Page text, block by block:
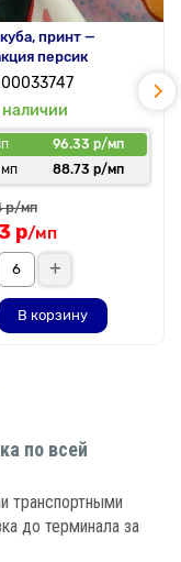
принт —
персик
наличии
96.33 р/мп
88.73 р/мп
р/мп
р/мп
В корзину
по всей
транспортными
до терминала за